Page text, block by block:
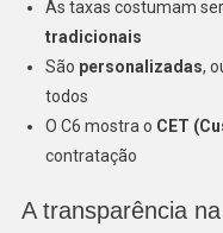
As taxas costumam ser
tradicionais
São personalizadas,
todos
O C6 mostra o CET
contratação
A transparência